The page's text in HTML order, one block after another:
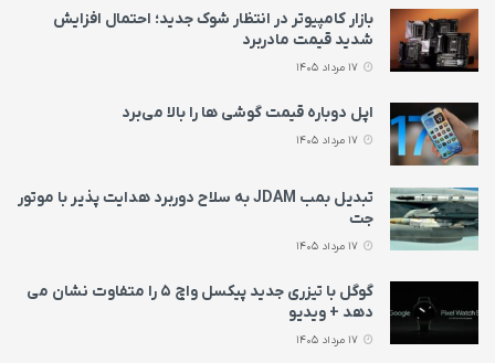
بازار کامپیوتر در انتظار شوک جدید؛ احتمال افزایش
شدید قیمت مادربرد
اپل دوباره قیمت‌ گوشی ها را بالا می‌برد
تبدیل بمب JDAM به سلاح دوربرد هدایت پذیر با موتور
جت
گوگل با تیزری جدید پیکسل واچ ۵ را متفاوت نشان می‌
دهد + ویدیو